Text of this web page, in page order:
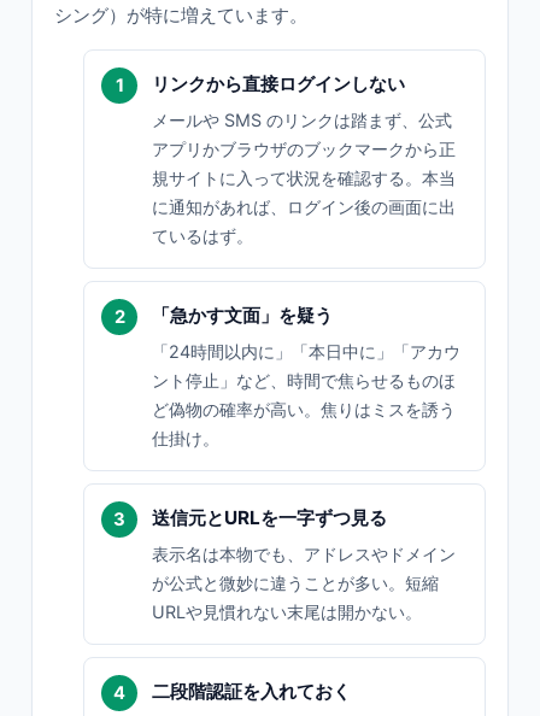
シング）が特に増えています。
リンクから直接ログインしない
メールや SMS のリンクは踏まず、公式
アプリかブラウザのブックマークから正
規サイトに入って状況を確認する。本当
に通知があれば、ログイン後の画面に出
ているはず。
「急かす文面」を疑う
「24時間以内に」「本日中に」「アカウ
ント停止」など、時間で焦らせるものほ
ど偽物の確率が高い。焦りはミスを誘う
仕掛け。
送信元とURLを一字ずつ見る
表示名は本物でも、アドレスやドメイン
が公式と微妙に違うことが多い。短縮
URLや見慣れない末尾は開かない。
二段階認証を入れておく